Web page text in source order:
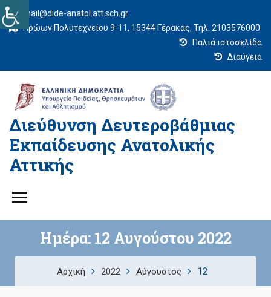
mail@dide-anatol.att.sch.gr
Ηρώων Πολυτεχνείου 9-11, 15344 Γέρακας, Τηλ. 2103576000
Παλιά ιστοσελίδα
Διαύγεια
Διεύθυνση Δευτεροβάθμιας
Εκπαίδευσης Ανατολικής
Αττικής
Ημέρα: 12 Αυγούστου 2022
Αρχική 2022 Αύγουστος 12